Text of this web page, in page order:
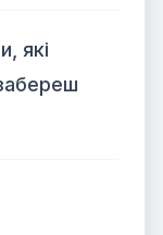
які